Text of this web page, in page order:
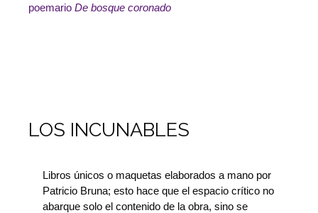
poemario De bosque coronado
LOS INCUNABLES
Libros únicos o maquetas elaborados a mano por
Patricio Bruna; esto hace que el espacio crítico no
abarque solo el contenido de la obra, sino se